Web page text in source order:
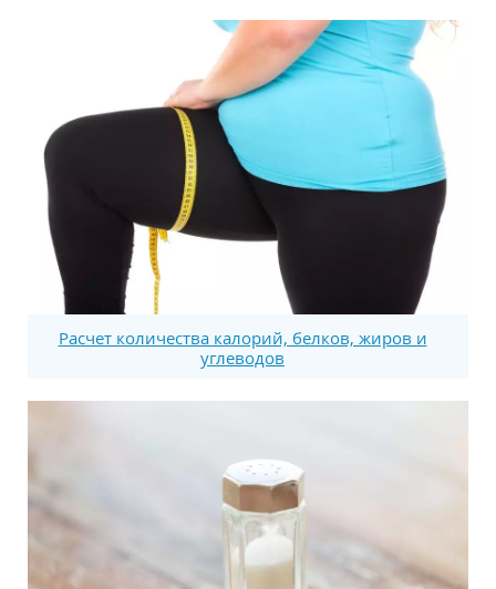
Расчет количества калорий, белков, жиров и
углеводов